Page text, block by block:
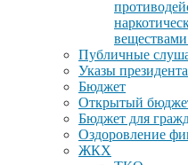
Публичные
Указы президента
Бюджет
Открытый
Бюджет для
Оздоровление
ЖКХ